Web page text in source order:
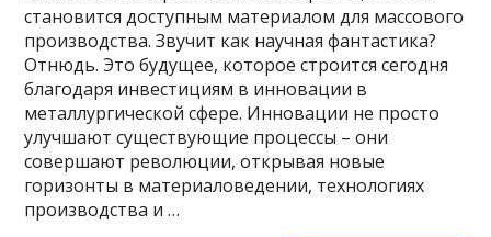
становится доступным материалом для массового
производства. Звучит как научная фантастика?
Отнюдь. Это будущее, которое строится сегодня
благодаря инвестициям в инновации в
металлургической сфере. Инновации не просто
улучшают существующие процессы – они
совершают революции, открывая новые
горизонты в материаловедении, технологиях
производства и …